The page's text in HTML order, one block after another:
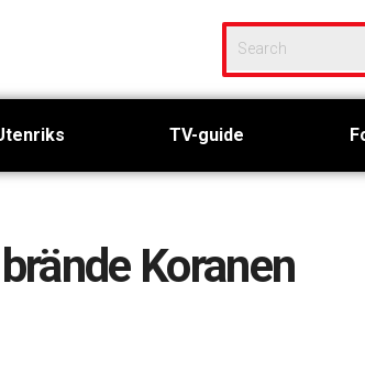
TV-guide
Koranen